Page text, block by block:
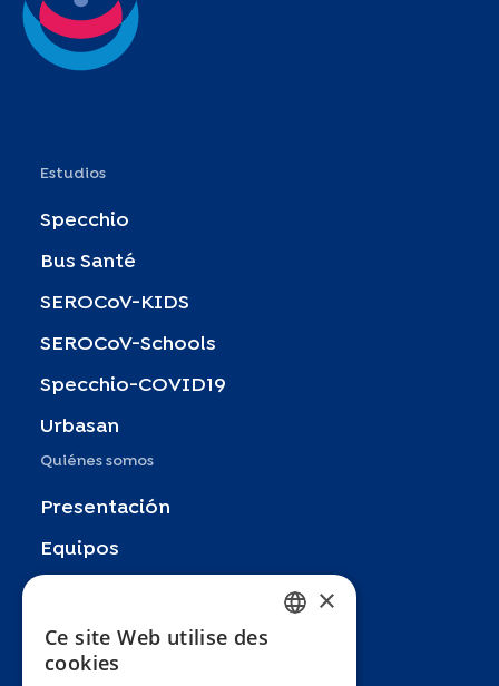
Estudios
Specchio
Bus Santé
SEROCoV-KIDS
SEROCoV-Schools
Specchio-COVID19
Urbasan
Quiénes somos
Presentación
Equipos
Publicaciones
Zoom In
FRENCH
×
Ce site Web utilise des
cookies